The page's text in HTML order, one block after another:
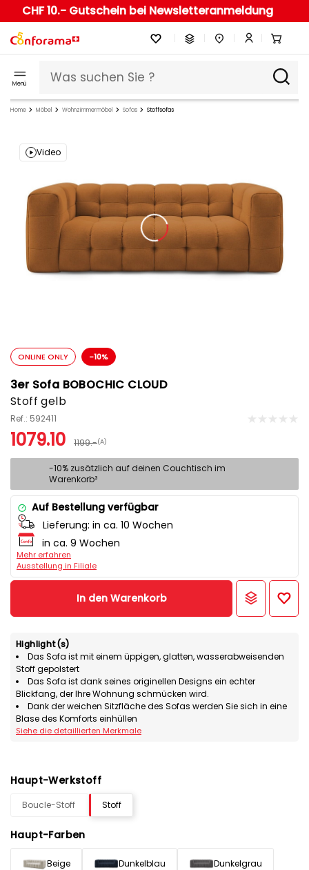
CHF 10.- Gutschein bei Newsletteranmeldung
Menü
Home Möbel Wohnzimmermöbel Sofas Stoffsofas
Video
ONLINE ONLY -10%
3er Sofa BOBOCHIC CLOUD
Stoff gelb
Ref.: 592411
1079.10 1199.-(A)
-10% zusätzlich auf deinen Couchtisch im
Warenkorb³
Auf Bestellung verfügbar
Lieferung: in ca. 10 Wochen
in ca. 9 Wochen
Mehr erfahren
Ausstellung in Filiale
In den Warenkorb
Highlight(s)
Das Sofa ist mit einem üppigen, glatten, wasserabweisenden
Stoff gepolstert
Das Sofa ist dank seines originellen Designs ein echter
Blickfang, der Ihre Wohnung schmücken wird.
Dank der weichen Sitzfläche des Sofas werden Sie sich in eine
Blase des Komforts einhüllen
Siehe die detaillierten Merkmale
Haupt-Werkstoff
Boucle-Stoff Stoff
Haupt-Farben
Beige Dunkelblau Dunkelgrau